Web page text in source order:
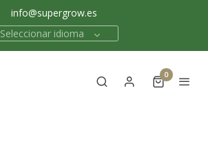
info@supergrow.es
Seleccionar idioma
0